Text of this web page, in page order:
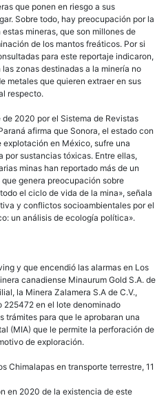
que ponen en riesgo a sus
Sobre todo, hay preocupación por la
mineras, que son millones de
de los mantos freáticos. Por si
para este reportaje indicaron,
zonas destinadas a la minería no
metales que quieren extraer en sus
respecto.
2020 por el Sistema de Revistas
afirma que Sonora, el estado con
explotación en México, sufre una
sustancias tóxicas. Entre ellas,
minas han reportado más de un
genera preocupación sobre
el ciclo de vida de la mina», señala
y conflictos socioambientales por el
un análisis de ecología política».
y que encendió las alarmas en Los
canadiense Minaurum Gold S.A. de
la Minera Zalamera S.A de C.V.,
en el lote denominado
trámites para que le aprobaran una
(MIA) que le permite la perforación de
de exploración.
Chimalapas en transporte terrestre, 11
en 2020 de la existencia de este